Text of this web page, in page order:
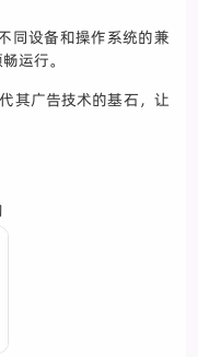
同设备和操作系统的兼
运行。
其广告技术的基石，让